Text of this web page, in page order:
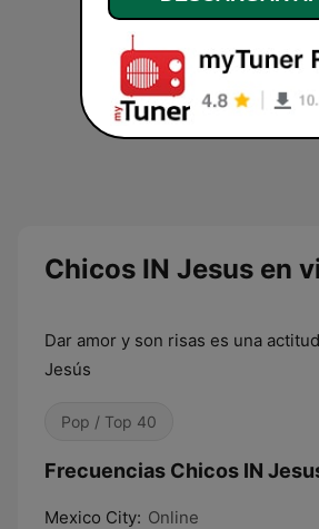
Chicos IN Jesus en
Dar amor y son risas es una
Jesús
Pop / Top 40
Frecuencias Chicos IN
Mexico City: Online